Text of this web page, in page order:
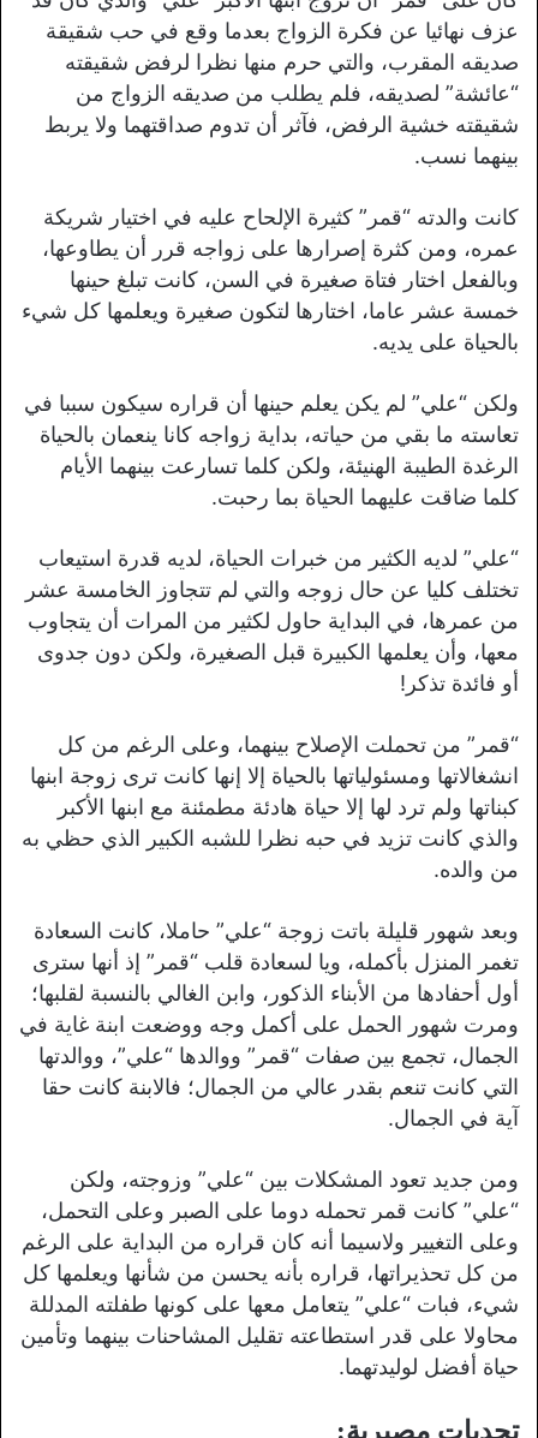
عزف نهائيا عن فكرة الزواج بعدما وقع في حب شقيقة
صديقه المقرب، والتي حرم منها نظرا لرفض شقيقته
“عائشة” لصديقه، فلم يطلب من صديقه الزواج من
شقيقته خشية الرفض، فآثر أن تدوم صداقتهما ولا يربط
بينهما نسب.
كانت والدته “قمر” كثيرة الإلحاح عليه في اختيار شريكة
عمره، ومن كثرة إصرارها على زواجه قرر أن يطاوعها،
وبالفعل اختار فتاة صغيرة في السن، كانت تبلغ حينها
خمسة عشر عاما، اختارها لتكون صغيرة ويعلمها كل شيء
بالحياة على يديه.
ولكن “علي” لم يكن يعلم حينها أن قراره سيكون سببا في
تعاسته ما بقي من حياته، بداية زواجه كانا ينعمان بالحياة
الرغدة الطيبة الهنيئة، ولكن كلما تسارعت بينهما الأيام
كلما ضاقت عليهما الحياة بما رحبت.
“علي” لديه الكثير من خبرات الحياة، لديه قدرة استيعاب
تختلف كليا عن حال زوجه والتي لم تتجاوز الخامسة عشر
من عمرها، في البداية حاول لكثير من المرات أن يتجاوب
معها، وأن يعلمها الكبيرة قبل الصغيرة، ولكن دون جدوى
أو فائدة تذكر!
“قمر” من تحملت الإصلاح بينهما، وعلى الرغم من كل
انشغالاتها ومسئولياتها بالحياة إلا إنها كانت ترى زوجة ابنها
كبناتها ولم ترد لها إلا حياة هادئة مطمئنة مع ابنها الأكبر
والذي كانت تزيد في حبه نظرا للشبه الكبير الذي حظي به
من والده.
وبعد شهور قليلة باتت زوجة “علي” حاملا، كانت السعادة
تغمر المنزل بأكمله، ويا لسعادة قلب “قمر” إذ أنها سترى
أول أحفادها من الأبناء الذكور، وابن الغالي بالنسبة لقلبها؛
ومرت شهور الحمل على أكمل وجه ووضعت ابنة غاية في
الجمال، تجمع بين صفات “قمر” ووالدها “علي”، ووالدتها
التي كانت تنعم بقدر عالي من الجمال؛ فالابنة كانت حقا
آية في الجمال.
ومن جديد تعود المشكلات بين “علي” وزوجته، ولكن
“علي” كانت قمر تحمله دوما على الصبر وعلى التحمل،
وعلى التغيير ولاسيما أنه كان قراره من البداية على الرغم
من كل تحذيراتها، قراره بأنه يحسن من شأنها ويعلمها كل
شيء، فبات “علي” يتعامل معها على كونها طفلته المدللة
محاولا على قدر استطاعته تقليل المشاحنات بينهما وتأمين
حياة أفضل لوليدتهما.
تحديات مصيرية: